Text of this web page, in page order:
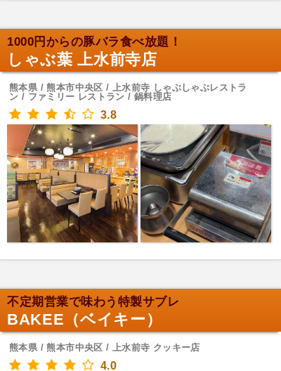
1000円からの豚バラ食べ放題！
しゃぶ葉 上水前寺店
熊本県 / 熊本市中央区 / 上水前寺 しゃぶしゃぶレストラ
ン / ファミリー レストラン / 鍋料理店
3.8
不定期営業で味わう特製サブレ
BAKEE（ベイキー）
熊本県 / 熊本市中央区 / 上水前寺 クッキー店
4.0